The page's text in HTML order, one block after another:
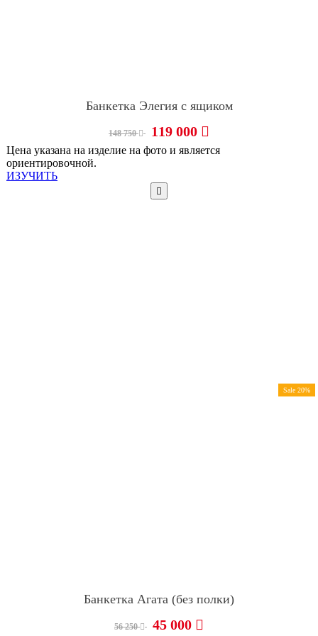
Банкетка Элегия с ящиком
148 750 119 000
Цена указана на изделие на фото и является
ориентировочной.
ИЗУЧИТЬ
Sale 20%
Банкетка Агата (без полки)
56 250 45 000